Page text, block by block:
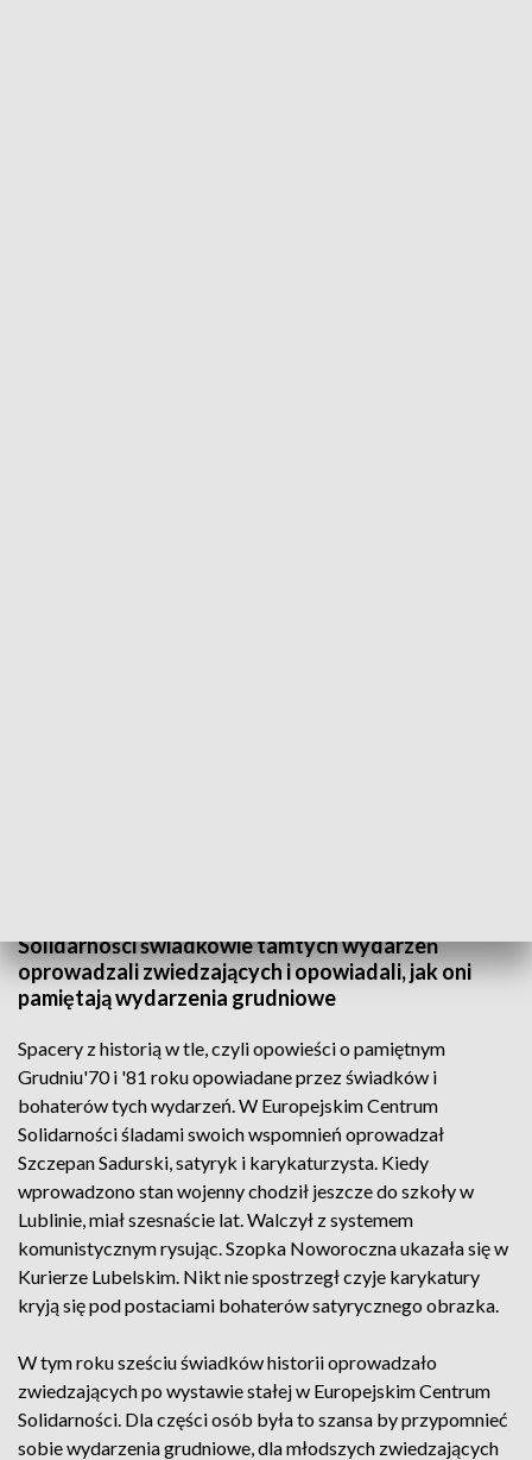
Solidarności świadkowie tamtych wydarzeń
oprowadzali zwiedzających i opowiadali, jak oni
pamiętają wydarzenia grudniowe
Spacery z historią w tle, czyli opowieści o pamiętnym
Grudniu'70 i '81 roku opowiadane przez świadków i
bohaterów tych wydarzeń. W Europejskim Centrum
Solidarności śladami swoich wspomnień oprowadzał
Szczepan Sadurski, satyryk i karykaturzysta. Kiedy
wprowadzono stan wojenny chodził jeszcze do szkoły w
Lublinie, miał szesnaście lat. Walczył z systemem
komunistycznym rysując. Szopka Noworoczna ukazała się w
Kurierze Lubelskim. Nikt nie spostrzegł czyje karykatury
kryją się pod postaciami bohaterów satyrycznego obrazka.
W tym roku sześciu świadków historii oprowadzało
zwiedzających po wystawie stałej w Europejskim Centrum
Solidarności. Dla części osób była to szansa by przypomnieć
sobie wydarzenia grudniowe, dla młodszych zwiedzających